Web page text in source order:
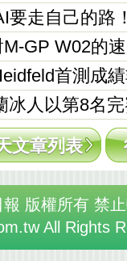
要走自己的路
GP W02的
首測成
冰人以第8名
文章列表
版權所有 禁
All Rights